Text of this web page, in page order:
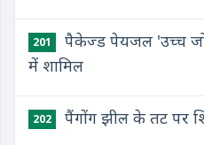
201
पैकेज्ड पेयजल 'उच्च
में शामिल
202 पैंगोंग झील के तट पर